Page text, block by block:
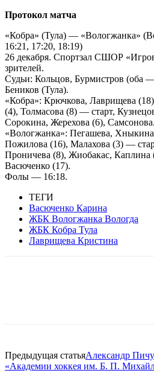
Протокол матча
«Кобра» (Тула) — «Вологжанка»
16:21, 17:20, 18:19)
26 декабря. Спортзал СШОР
зрителей.
Судьи: Кольцов, Бурмистров (оба
Беников (Тула).
«Кобра»: Крючкова, Лаврищева
(4), Толмасова (8) — старт,
Сорокина, Жерехова (6), Самсонова.
«Вологжанка»: Пегашева,
Пожилова (16), Малахова (3) —
Проничева (8), Жиобакас, Каплина
Васюченко (17).
Фолы — 16:18.
ТЕГИ
Васюченко Карина
ЖБК Вологжанка Вологда
ЖБК Кобра Тула
Лаврищева Кристина
Предыдущая статьяАлександр
«Академии хоккея им. Б. П.